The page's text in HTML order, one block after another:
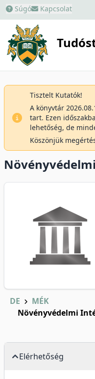
Súgó Kapcsolat
Tisztelt Kutatók!
A könyvtár
tart. Ezen
lehetőség, de
Köszönjük
DE
MÉK
Növényvédelmi
Elérhetőség